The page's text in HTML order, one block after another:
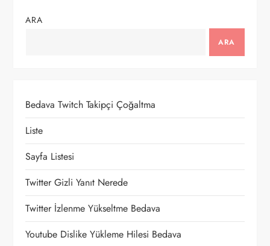
z
i
n
m
e
s
ARA
ARA
Bedava Twitch Takipçi Çoğaltma
Liste
Sayfa Listesi
Twitter Gizli Yanıt Nerede
Twitter İzlenme Yükseltme Bedava
Youtube Dislike Yükleme Hilesi Bedava